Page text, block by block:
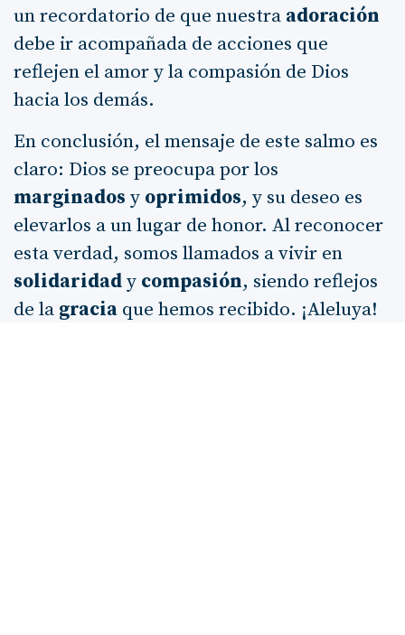
un recordatorio de que nuestra adoración
debe ir acompañada de acciones que
reflejen el amor y la compasión de Dios
hacia los demás.
En conclusión, el mensaje de este salmo es
claro: Dios se preocupa por los
marginados y oprimidos, y su deseo es
elevarlos a un lugar de honor. Al reconocer
esta verdad, somos llamados a vivir en
solidaridady compasión, siendo reflejos
de la gracia que hemos recibido. ¡Aleluya!